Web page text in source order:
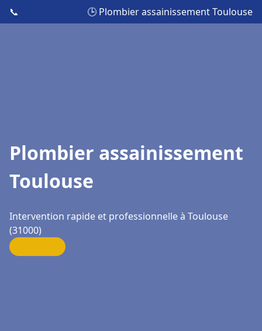
📞 🕒 Plombier assainissement Toulouse
Plombier assainissement
Toulouse
Intervention rapide et professionnelle à Toulouse
(31000)